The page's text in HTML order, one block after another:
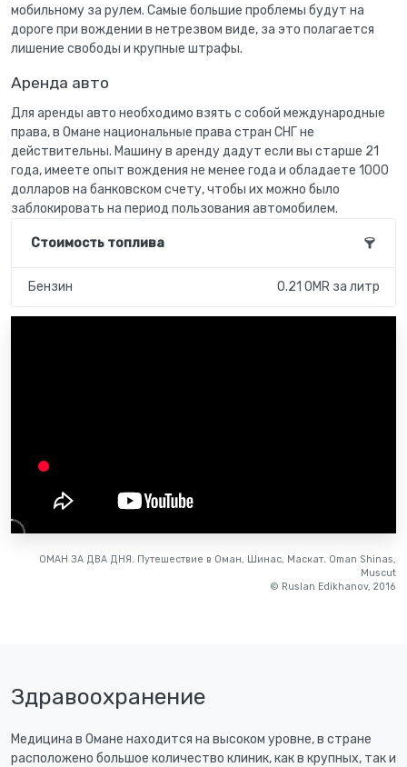
мобильному за рулем. Самые большие проблемы будут на
дороге при вождении в нетрезвом виде, за это полагается
лишение свободы и крупные штрафы.
Аренда авто
Для аренды авто необходимо взять с собой международные
права, в Омане национальные права стран СНГ не
действительны. Машину в аренду дадут если вы старше 21
года, имеете опыт вождения не менее года и обладаете 1000
долларов на банковском счету, чтобы их можно было
заблокировать на период пользования автомобилем.
Стоимость топлива
Бензин 0.21 OMR за литр
ОМАН ЗА ДВА ДНЯ. Путешествие в Оман, Шинас, Маскат. Oman Shinas,
Muscut
© Ruslan Edikhanov, 2016
Здравоохранение
Медицина в Омане находится на высоком уровне, в стране
расположено большое количество клиник, как в крупных, так и